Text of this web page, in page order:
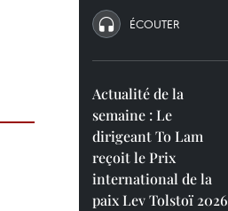
ÉCOUTER
Actualité de la
semaine : Le
dirigeant To Lam
reçoit le Prix
international de la
paix Lev Tolstoï 2026